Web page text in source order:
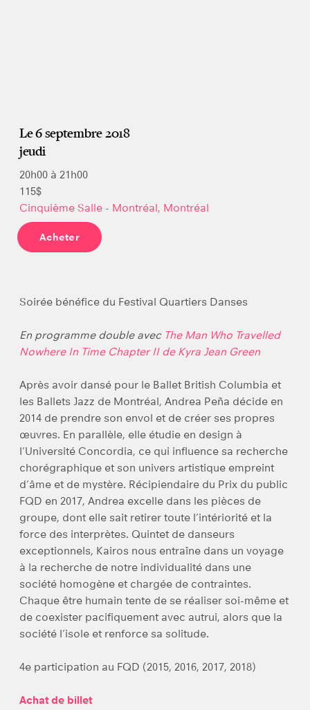
Le 6 septembre 2018
jeudi
20h00 à 21h00
115$
Cinquième Salle - Montréal, Montréal
Acheter
Soirée bénéfice du Festival Quartiers Danses
En programme double avec The Man Who Travelled
Nowhere In Time Chapter II de Kyra Jean Green
Après avoir dansé pour le Ballet British Columbia et
les Ballets Jazz de Montréal, Andrea Peña décide en
2014 de prendre son envol et de créer ses propres
œuvres. En parallèle, elle étudie en design à
l’Université Concordia, ce qui influence sa recherche
chorégraphique et son univers artistique empreint
d’âme et de mystère. Récipiendaire du Prix du public
FQD en 2017, Andrea excelle dans les pièces de
groupe, dont elle sait retirer toute l’intériorité et la
force des interprètes. Quintet de danseurs
exceptionnels, Kairos nous entraîne dans un voyage
à la recherche de notre individualité dans une
société homogène et chargée de contraintes.
Chaque être humain tente de se réaliser soi-même et
de coexister pacifiquement avec autrui, alors que la
société l’isole et renforce sa solitude.
4e participation au FQD (2015, 2016, 2017, 2018)
Achat de billet